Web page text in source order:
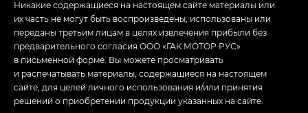
Никакие содержащиеся на настоящем сайте материалы или
их часть не могут быть воспроизведены, использованы или
переданы третьим лицам в целях извлечения прибыли без
предварительного согласия ООО «ГАК МОТОР РУС»
в письменной форме. Вы можете просматривать
и распечатывать материалы, содержащиеся на настоящем
сайте, для целей личного использования и/или принятия
решений о приобретении продукции указанных на сайте.